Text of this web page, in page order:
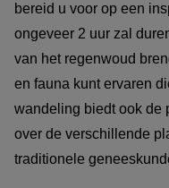
bereid u voor op een
ongeveer 2 uur zal
van het regenwoud
en fauna kunt ervaren
wandeling biedt ook de
over de verschillende
traditionele